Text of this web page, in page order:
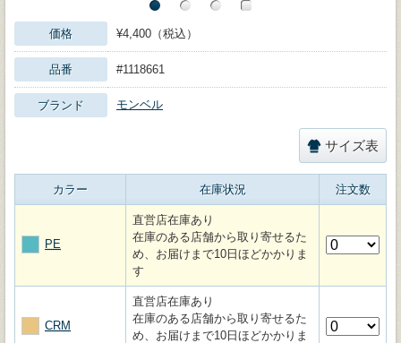
価格 ¥4,400（税込）
品番 #1118661
ブランド モンベル
サイズ表
カラー 在庫状況 注文数
PE
直営店在庫あり
在庫のある店舗から取り寄せるた
め、お届けまで10日ほどかかりま
す
CRM
直営店在庫あり
在庫のある店舗から取り寄せるた
め、お届けまで10日ほどかかりま